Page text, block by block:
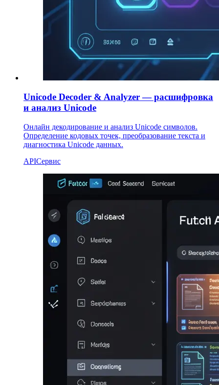
Unicode Decoder & Analyzer — расшифровка
и анализ Unicode
Онлайн декодирование и анализ Unicode символов.
Определение кодовых точек, преобразование текста и
диагностика Unicode данных.
APIСервис